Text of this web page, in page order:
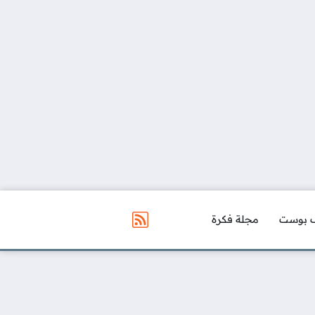
بوست مجلة فكرة مواقع التواصل